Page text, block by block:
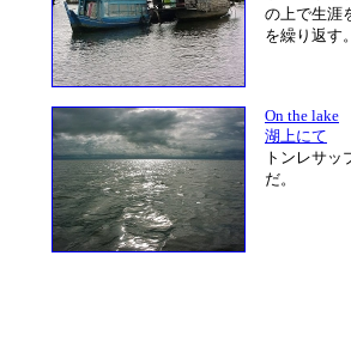
の上で生涯
を繰り返す
On the lake
湖上にて
トンレサッ
だ。